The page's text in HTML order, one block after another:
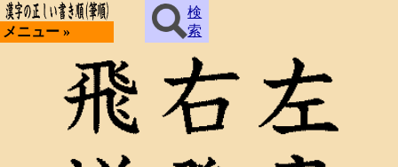
メニュー »
検
索